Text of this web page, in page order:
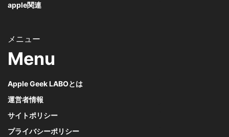
apple関連
Menu
Apple Geek LABOとは
運営者情報
サイトポリシー
プライバシーポリシー